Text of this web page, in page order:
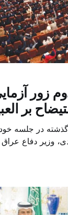
زور
بر
در جلسه خود
وزیر دفاع
۱۰۲ نماینده نیز با